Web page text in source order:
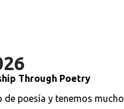
Through Poetry
de poesía y tenemos mucho